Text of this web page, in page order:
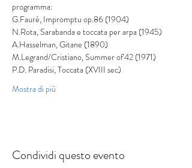
programma:
G.Faurè, Impromptu op.86 (1904)
N.Rota, Sarabanda e toccata per arpa (1945)
A.Hasselman, Gitane (1890)
M.Legrand/Cristiano, Summer of'42 (1971)
P.D. Paradisi, Toccata (XVIII sec)
Mostra di più
Condividi questo evento